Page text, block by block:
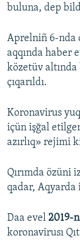
buluna, dep
Aprelniñ 6-nda
aqqında haber
közetüv
çıqarıldı.
Koronavirus
içün işğal
azırlıq» rejimi
Qırımda
qadar, Aqyarda
Daa evel 2019-
koronavirusı